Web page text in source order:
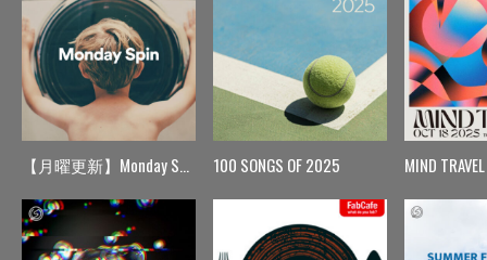
【月曜更新】Monday Spin 100 SONGS OF 2025 MIND TRAVEL